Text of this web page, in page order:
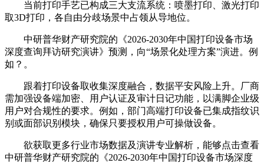
当前打印手艺已构成三大支流系统：喷墨打印、激光打印
取3D打印，各自由分歧场景中占领从导地位。
中研普华财产研究院的《2026-2030年中国打印设备市场
深度查询拜访研究演讲》预测，向“场景化处理方案”演进。例
如？。
跟着打印设备取收集深度融合，数据平安风险上升。厂商
需加强设备端加密、用户认证及审计日记功能，以满脚企业级
用户对合规性的要求。例如，部门高端打印设备已集成指纹识
别或面部识别模块，确保只要授权用户可操做设备。
欲获取更多行业市场数据及演讲专业解析，能够点击查看
中研普华财产研究院的《2026-2030年中国打印设备市场深度